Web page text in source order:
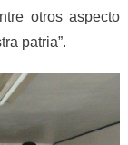
otros aspecto
patria”.